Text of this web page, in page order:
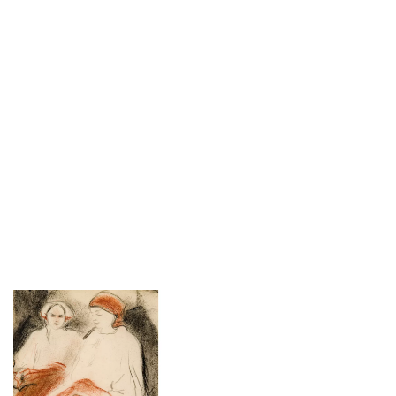
Belokranjskem muzeju
in njenega